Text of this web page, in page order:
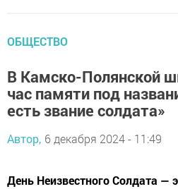
ОБЩЕСТВО
В Камско-Полянской
час памяти под
есть звание солдата»
Автор, 6 декабря 2024 - 11:49
День Неизвестного Солдата —